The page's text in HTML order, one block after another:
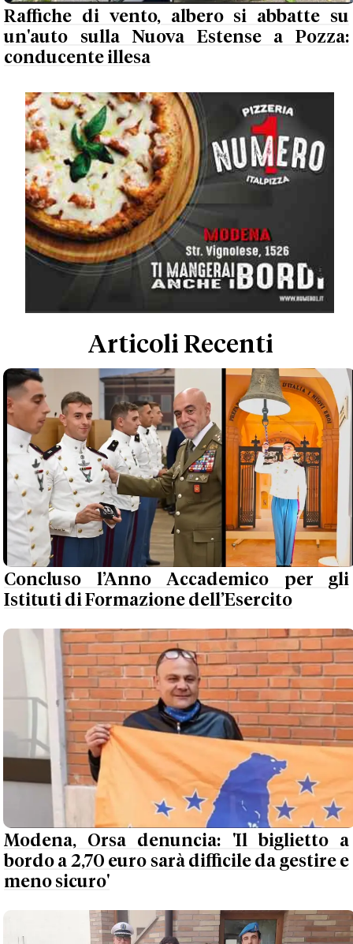
Raffiche di vento, albero si abbatte su
un'auto sulla Nuova Estense a Pozza:
conducente illesa
Articoli Recenti
Concluso l’Anno Accademico per gli
Istituti di Formazione dell’Esercito
Modena, Orsa denuncia: 'Il biglietto a
bordo a 2,70 euro sarà difficile da gestire e
meno sicuro'